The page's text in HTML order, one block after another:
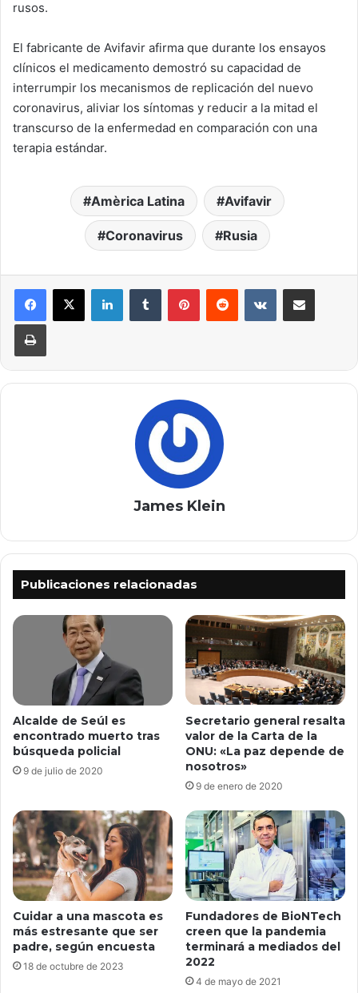
rusos.
El fabricante de Avifavir afirma que durante los ensayos
clínicos el medicamento demostró su capacidad de
interrumpir los mecanismos de replicación del nuevo
coronavirus, aliviar los síntomas y reducir a la mitad el
transcurso de la enfermedad en comparación con una
terapia estándar.
Amèrica Latina Avifavir
Coronavirus Rusia
LinkedInTumblr PinterestReddit VKontakteCompartir por correo
Imprimir
James Klein
Publicaciones relacionadas
Alcalde de Seúl es
encontrado muerto tras
búsqueda policial
9 de julio de 2020
Secretario general resalta
valor de la Carta de la
ONU: «La paz depende de
nosotros»
9 de enero de 2020
Cuidar a una mascota es
más estresante que ser
padre, según encuesta
18 de octubre de 2023
Fundadores de BioNTech
creen que la pandemia
terminará a mediados del
2022
4 de mayo de 2021